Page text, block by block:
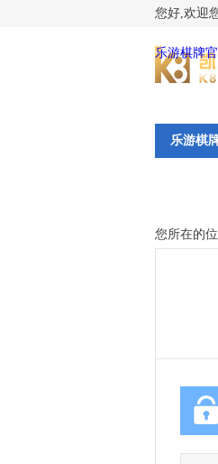
您好,欢迎
乐游棋牌
乐游棋
您所在的